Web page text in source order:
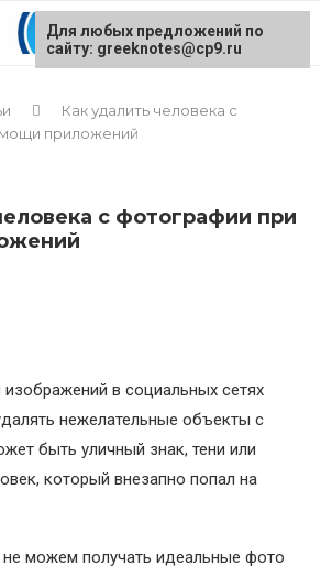
Как удалить человека с
приложений
с фотографии при
в социальных сетях
нежелательные объекты с
быть уличный знак, тени или
который внезапно попал на
можем получать идеальные фото
Для любых предложений по
сайту: greeknotes@cp9.ru